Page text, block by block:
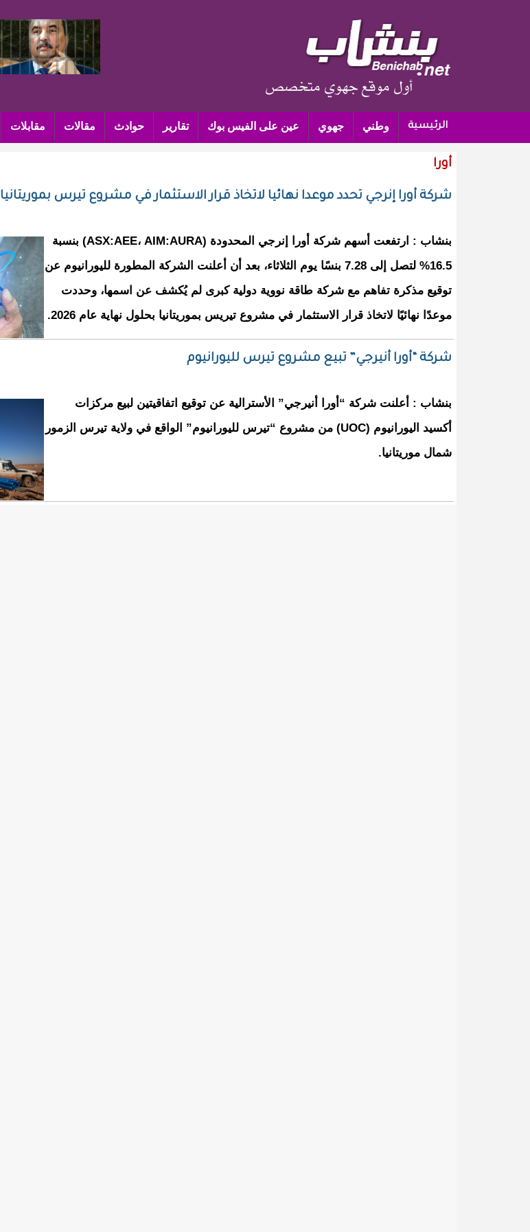
الرئيسية وطني جهوي عين على الفيس بوك تقارير حوادث مقالات مقابلات
أورا
شركة أورا إنرجي تحدد موعدا نهائيا لاتخاذ قرار الاستثمار في مشروع تيرس بموريتانيا
بنشاب : ارتفعت أسهم شركة أورا إنرجي المحدودة (ASX:AEE، AIM:AURA) بنسبة
16.5% لتصل إلى 7.28 بنسًا يوم الثلاثاء، بعد أن أعلنت الشركة المطورة لليورانيوم عن
توقيع مذكرة تفاهم مع شركة طاقة نووية دولية كبرى لم يُكشف عن اسمها، وحددت
موعدًا نهائيًا لاتخاذ قرار الاستثمار في مشروع تيريس بموريتانيا بحلول نهاية عام 2026.
شركة “أورا أنيرجي” تبيع مشروع تيرس لليورانيوم
بنشاب : أعلنت شركة “أورا أنيرجي” الأسترالية عن توقيع اتفاقيتين لبيع مركزات
أكسيد اليورانيوم (UOC) من مشروع “تيرس لليورانيوم” الواقع في ولاية تيرس الزمور
شمال موريتانيا.